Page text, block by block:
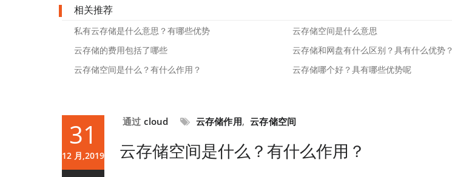
相关推荐
私有云存储是什么意思？有哪些优势
云存储空间是什么意思
云存储的费用包括了哪些
云存储和网盘有什么区别？具有什么优势？
云存储空间是什么？有什么作用？
云存储哪个好？具有哪些优势呢
31
12 月,2019
通过 cloud 云存储作用, 云存储空间
云存储空间是什么？有什么作用？